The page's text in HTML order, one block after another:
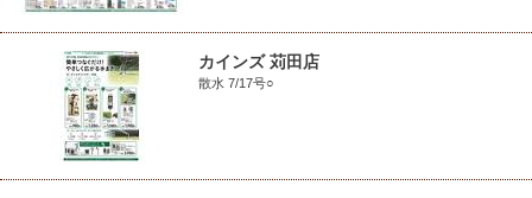
カインズ 苅田店
散水 7/17号○